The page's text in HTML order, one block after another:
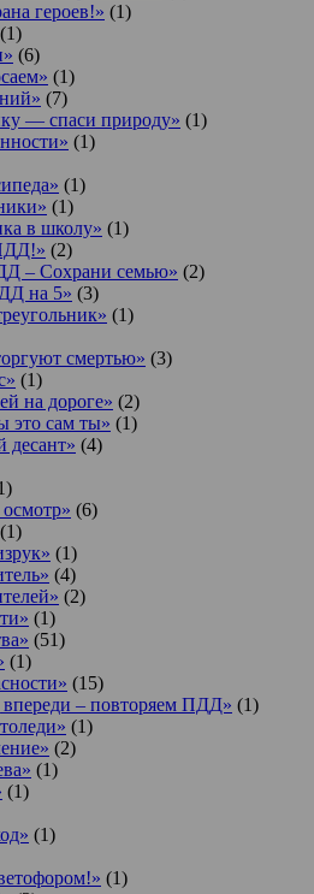
героев!» (1)
(1)
(6)
(1)
(7)
— спаси природу» (1)
(1)
(1)
(1)
в школу» (1)
(2)
– Сохрани семью» (2)
на 5» (3)
(1)
смертью» (3)
(1)
на дороге» (2)
это сам ты» (1)
десант» (4)
(6)
(1)
(1)
(4)
(2)
(1)
(51)
(1)
(15)
– повторяем ПДД» (1)
(1)
(2)
(1)
(1)
(1)
(1)